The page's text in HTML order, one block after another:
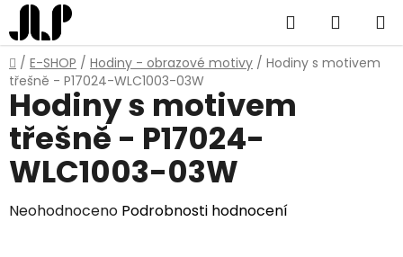
Přejít
na
obsah
Hledat
KOŠÍK
Domů
/ E-SHOP / Hodiny - obrazové motivy / Hodiny s motivem
třešně - P17024-WLC1003-03W
Hodiny s motivem
třešně - P17024-
WLC1003-03W
Průměrné
Neohodnoceno Podrobnosti hodnocení